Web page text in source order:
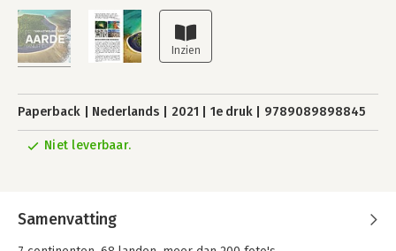
Paperback Nederlands 2021 1e druk 9789089898845
Niet leverbaar.
Samenvatting